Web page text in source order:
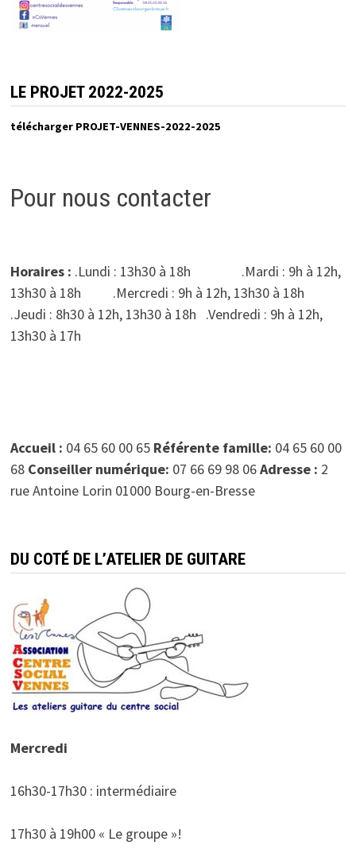
LE PROJET 2022-2025
télécharger PROJET-VENNES-2022-2025
Pour nous contacter
Horaires : .Lundi : 13h30 à 18h .Mardi : 9h à 12h,
13h30 à 18h .Mercredi : 9h à 12h, 13h30 à 18h
.Jeudi : 8h30 à 12h, 13h30 à 18h .Vendredi : 9h à 12h,
13h30 à 17h
Accueil : 04 65 60 00 65 Référente famille: 04 65 60 00
68 Conseiller numérique: 07 66 69 98 06Adresse : 2
rue Antoine Lorin 01000 Bourg-en-Bresse
DU COTÉ DE L’ATELIER DE GUITARE
Mercredi
16h30-17h30 : intermédiaire
17h30 à 19h00 « Le groupe »!